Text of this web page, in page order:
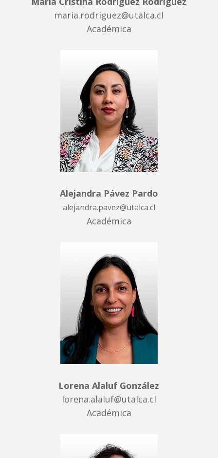
maria.rodriguez@utalca.cl
Académica
Alejandra Pávez Pardo
alejandra.pavez@utalca.cl
Académica
Lorena Alaluf González
lorena.alaluf@utalca.cl
Académica